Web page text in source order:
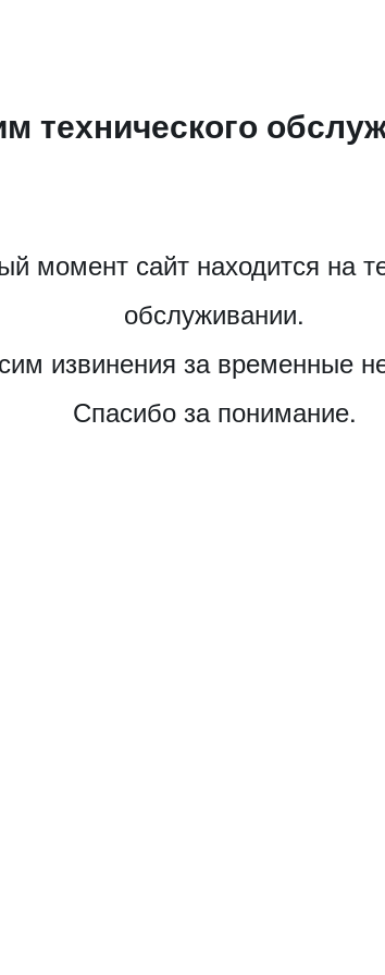
технического
момент сайт находится на
обслуживании.
извинения за временные
Спасибо за понимание.